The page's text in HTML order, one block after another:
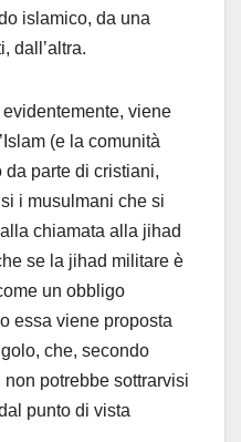
islamico, da una
dall’altra.
viene
(e la comunità
parte di cristiani,
i musulmani che si
chiamata alla jihad
se la jihad militare è
un obbligo
essa viene proposta
che, secondo
potrebbe sottrarvisi
punto di vista